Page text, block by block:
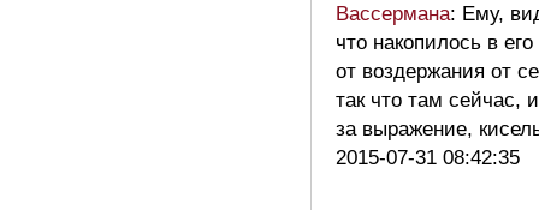
Вассермана: Ему,
что накопилось в
от воздержания от
так что там сейчас,
за выражение,
2015-07-31 08:42:35